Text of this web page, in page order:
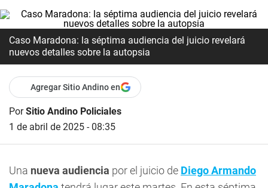
Caso Maradona: la séptima audiencia del juicio revelará
nuevos detalles sobre la autopsia
Agregar Sitio Andino en
PorSitio Andino Policiales
1 de abril de 2025 - 08:35
Una nueva audiencia por el juicio de Diego Armando